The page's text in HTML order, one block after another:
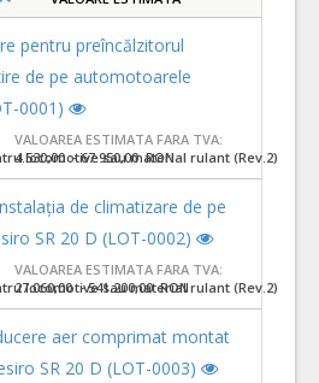
pentru preîncălzitorul
de pe automotoarele
0001)
locomotive sau material rulant (Rev.2)
VALOAREA ESTIMATA FARA TVA:
4.530,00 - 67.950,00 RON
de climatizare de pe
SR 20 D (LOT-0002)
locomotive sau material rulant (Rev.2)
VALOAREA ESTIMATA FARA TVA:
27.060,00 - 541.200,00 RON
aer comprimat montat
SR 20 D (LOT-0003)